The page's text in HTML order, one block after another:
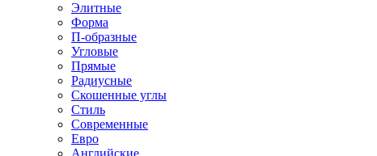
Элитные
Форма
П-образные
Угловые
Прямые
Радиусные
Скошенные углы
Стиль
Современные
Евро
Английские